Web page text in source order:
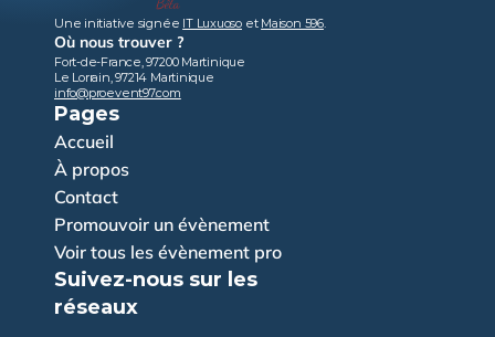
Une initiative signée IT Luxuoso et Maison 596.
Où nous trouver ?
Fort-de-France, 97200 Martinique
Le Lorrain, 97214 Martinique
info@proevent97.com
Pages
Accueil
À propos
Contact
Promouvoir un évènement
Voir tous les évènement pro
Suivez-nous sur les
réseaux